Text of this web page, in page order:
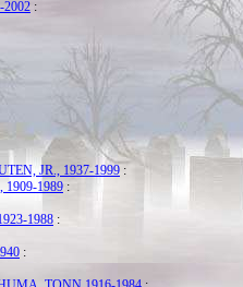
:
JR., 1937-1999 :
1909-1989 :
1988 :
: